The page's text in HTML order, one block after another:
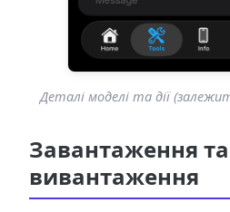
Деталі моделі та дії
Завантаження та
вивантаження